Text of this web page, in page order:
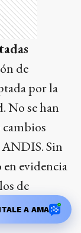
de
por la
No se han
Sin
en evidencia
de
oficiales
A AMA